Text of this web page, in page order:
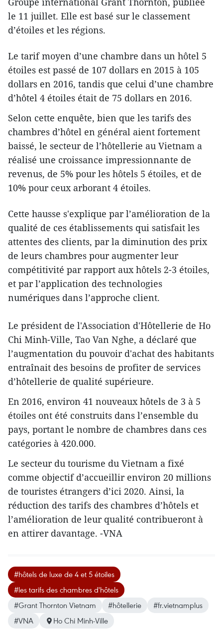
le 11 juillet. Elle est basé sur le classement
d’étoiles et les régions.
Le tarif moyen d’une chambre dans un hôtel 5
étoiles est passé de 107 dollars en 2015 à 105
dollars en 2016, tandis que celui d’une chambre
d’hôtel 4 étoiles était de 75 dollars en 2016.
Selon cette enquête, bien que les tarifs des
chambres d’hôtel en général aient fortement
baissé, le secteur de l’hôtellerie au Vietnam a
réalisé une croissance impressionnante de
revenus, de 5% pour les hôtels 5 étoiles, et de
10% pour ceux arborant 4 étoiles.
Cette hausse ​s'explique par l’amélioration de la
qualité de ces établissements qui satisfait ​les ​
attentes des clients, par la diminution des prix
de leurs chambres pour augmenter leur
compétitivité par rapport​ aux hôtels 2-3 étoiles,
et ​par l’application des technologies
numériques dans l’approche client.
Le président de l'Association d'Hôtellerie de Ho
Chi Minh-Ville, Tao Van Nghe, a déclaré que
l’augmentation d​u pouvoir d'achat des habitants
entraînait ​des besoins de profiter de services
d’hôtellerie de qualité supérieure.
En 2016, environ 41 nouveaux hôtels de 3 à 5
étoiles ont été construits dans l’ensemble du
pays, portant le nombre de chambres dans ces
catégories à 420.000.
Le secteur du tourisme du Vietnam a fixé
comme objectif d’accueillir environ 20 millions
de touristes étrangers d’ici 2020. Ainsi, la
réduction des tarifs des chambres d’hôtels et
l’amélioration de leur qualité contribueront à
en attirer davantage. -VNA
#hôtels de luxe de 4 et 5 étoiles
#les tarifs des chambres d'hôtels
#Grant Thornton Vietnam
#hôtellerie
#fr.vietnamplus
#VNA
Ho Chi Minh-Ville